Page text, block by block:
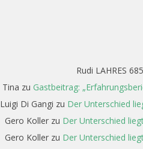
Rudi LAHRES
Tina zu Gastbeitrag:
Luigi Di Gangi zu Der Unterschied
Gero Koller zu Der Unterschied
Gero Koller zu Der Unterschied